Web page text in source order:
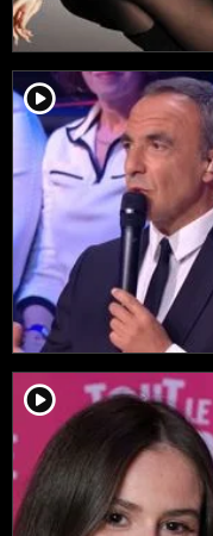
player2
player2